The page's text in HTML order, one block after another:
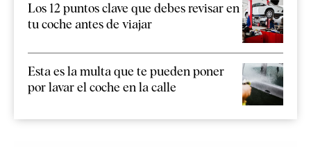
Los 12 puntos clave que debes revisar en
tu coche antes de viajar
Esta es la multa que te pueden poner
por lavar el coche en la calle